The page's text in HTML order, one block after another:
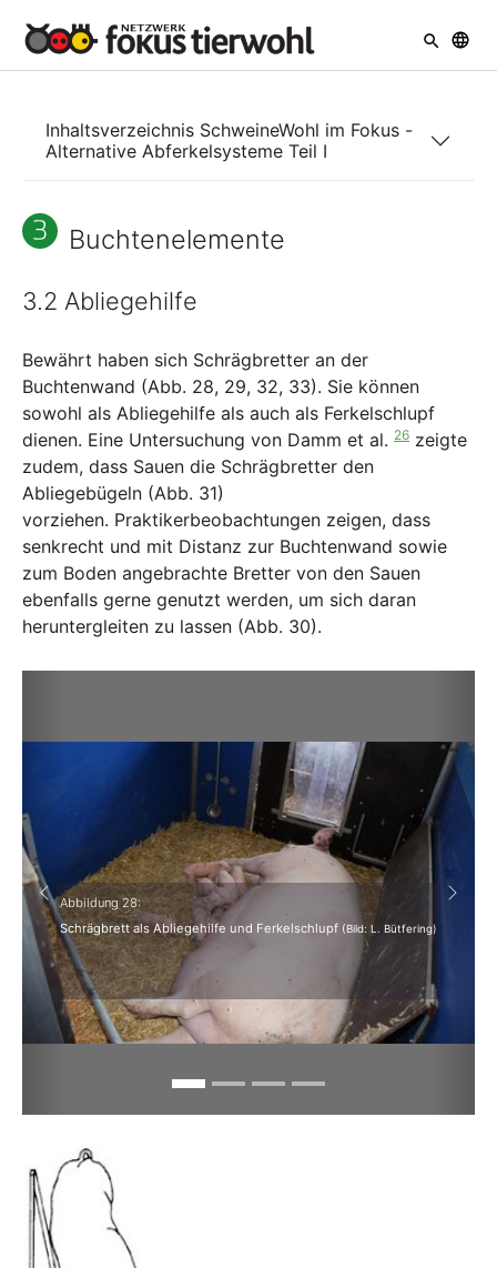
Inhaltsverzeichnis SchweineWohl im Fokus -
Alternative Abferkelsysteme Teil I
Buchtenelemente
3.2 Abliegehilfe
Bewährt haben sich Schrägbretter an der
Buchtenwand (Abb. 28, 29, 32, 33). Sie können
sowohl als Abliegehilfe als auch als Ferkelschlupf
dienen. Eine Untersuchung von Damm et al. 26 zeigte
zudem, dass Sauen die Schrägbretter den
Abliegebügeln (Abb. 31)
vorziehen. Praktikerbeobachtungen zeigen, dass
senkrecht und mit Distanz zur Buchtenwand sowie
zum Boden angebrachte Bretter von den Sauen
ebenfalls gerne genutzt werden, um sich daran
heruntergleiten zu lassen (Abb. 30).
Abbildung 28:
Schrägbrett als Abliegehilfe und Ferkelschlupf (Bild: L. Bütfering)
Previous Next
Show larger version